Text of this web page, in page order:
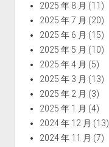
2025 年 8 月 (11)
2025 年 7 月 (20)
2025 年 6 月 (15)
2025 年 5 月 (10)
2025 年 4 月 (5)
2025 年 3 月 (13)
2025 年 2 月 (3)
2025 年 1 月 (4)
2024 年 12 月 (13)
2024 年 11 月 (7)